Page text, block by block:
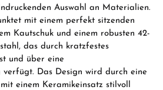
Auswahl an Materialien.
mit einem perfekt sitzenden
Kautschuk und einem robusten 42-
das durch kratzfestes
und über eine
verfügt. Das Design wird durch eine
einem Keramikeinsatz stilvoll